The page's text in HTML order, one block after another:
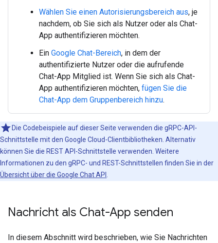
Wählen Sie einen Autorisierungsbereich aus, je
nachdem, ob Sie sich als Nutzer oder als Chat-
App authentifizieren möchten.
Ein Google Chat-Bereich, in dem der
authentifizierte Nutzer oder die aufrufende
Chat-App Mitglied ist. Wenn Sie sich als Chat-
App authentifizieren möchten, fügen Sie die
Chat-App dem Gruppenbereich hinzu.
Die Codebeispiele auf dieser Seite verwenden die gRPC-API-
Schnittstelle mit den Google Cloud-Clientbibliotheken. Alternativ
können Sie die REST API-Schnittstelle verwenden. Weitere
Informationen zu den gRPC- und REST-Schnittstellen finden Sie in der
Übersicht über die Google Chat API .
Nachricht als Chat-App senden
In diesem Abschnitt wird beschrieben, wie Sie Nachrichten